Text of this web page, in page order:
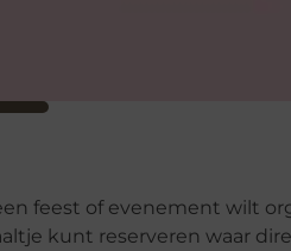
feest of evenement wilt
kunt reserveren waar